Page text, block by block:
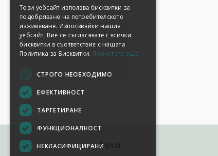
Аула
Този уебсайт използва бисквитки за
подобряване на потребителското
изживяване. Използвайки нашия
уебсайт, Вие се съгласявате с всички
бисквитки в съответствие с нашата
Политика за Бисквитки. Прочетете още
СТРОГО НЕОБХОДИМО
ЕФЕКТИВНОСТ
ТАРГЕТИРАНЕ
ФУНКЦИОНАЛНОСТ
НЕКЛАСИФИЦИРАНИ